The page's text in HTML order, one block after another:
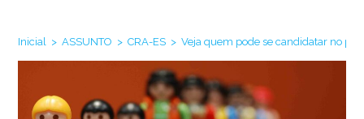
Inicial > ASSUNTO > CRA-ES > Veja quem pode se candidatar no